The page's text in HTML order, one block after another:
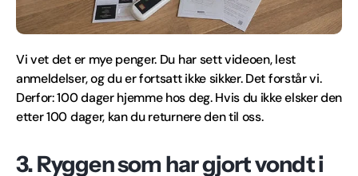
Vi vet det er mye penger. Du har sett videoen, lest
anmeldelser, og du er fortsatt ikke sikker. Det forstår vi.
Derfor: 100 dager hjemme hos deg. Hvis du ikke elsker den
etter 100 dager, kan du returnere den til oss.
3. Ryggen som har gjort vondt i